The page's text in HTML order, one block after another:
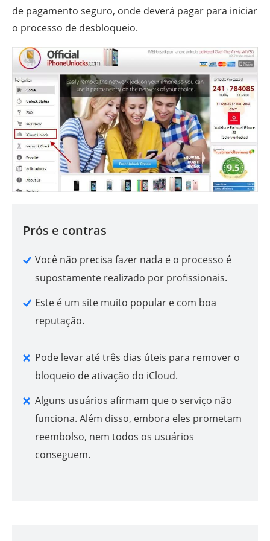
de pagamento seguro, onde deverá pagar para iniciar
o processo de desbloqueio.
Prós e contras
Você não precisa fazer nada e o processo é
supostamente realizado por profissionais.
Este é um site muito popular e com boa
reputação.
Pode levar até três dias úteis para remover o
bloqueio de ativação do iCloud.
Alguns usuários afirmam que o serviço não
funciona. Além disso, embora eles prometam
reembolso, nem todos os usuários
conseguem.